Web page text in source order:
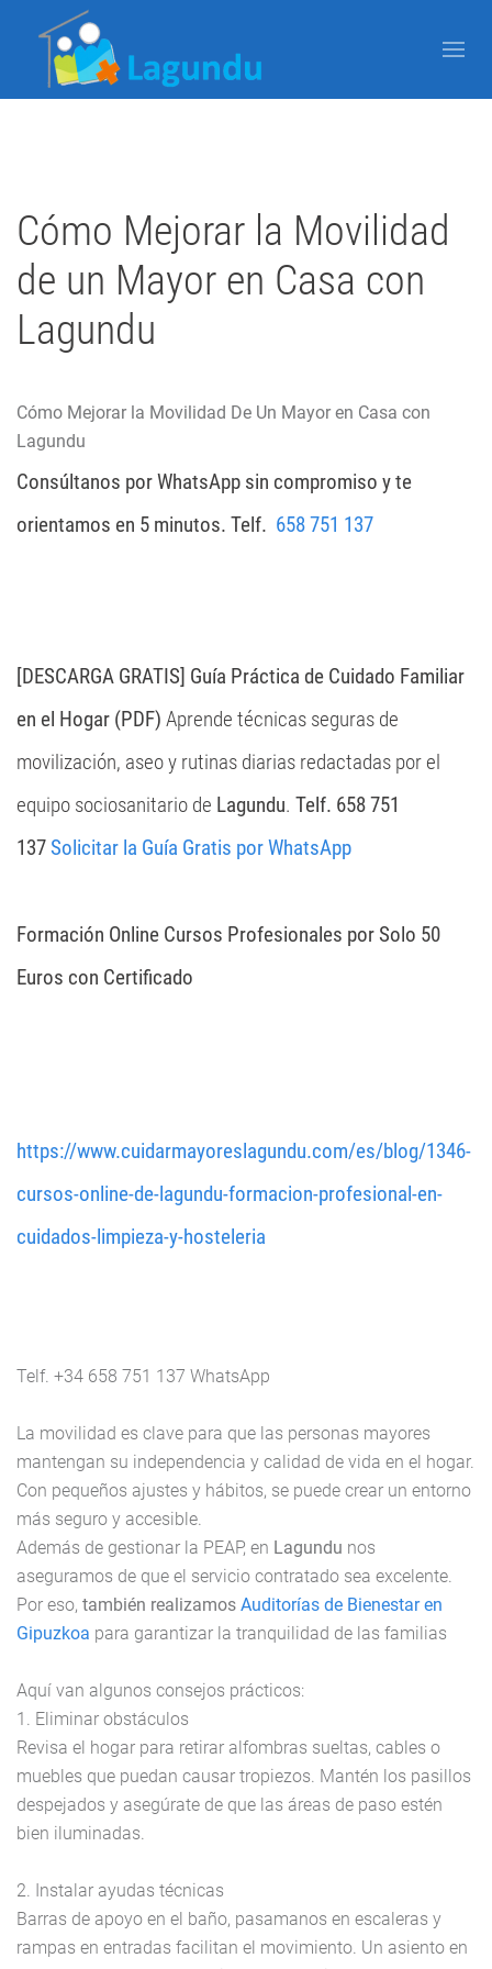
Cómo Mejorar la Movilidad
de un Mayor en Casa con
Lagundu
Cómo Mejorar la Movilidad De Un Mayor en Casa con
Lagundu
Consúltanos por WhatsApp sin compromiso y te
orientamos en 5 minutos. Telf. 658 751 137
[DESCARGA GRATIS] Guía Práctica de Cuidado Familiar
en el Hogar (PDF) Aprende técnicas seguras de
movilización, aseo y rutinas diarias redactadas por el
equipo sociosanitario de Lagundu. Telf. 658 751
137Solicitar la Guía Gratis por WhatsApp
Formación Online Cursos Profesionales por Solo 50
Euros con Certificado
https://www.cuidarmayoreslagundu.com/es/blog/1346-
cursos-online-de-lagundu-formacion-profesional-en-
cuidados-limpieza-y-hosteleria
Telf. +34 658 751 137 WhatsApp
La movilidad es clave para que las personas mayores
mantengan su independencia y calidad de vida en el hogar.
Con pequeños ajustes y hábitos, se puede crear un entorno
más seguro y accesible.
Además de gestionar la PEAP, en Lagundu nos
aseguramos de que el servicio contratado sea excelente.
Por eso, también realizamos Auditorías de Bienestar en
Gipuzkoa para garantizar la tranquilidad de las familias
Aquí van algunos consejos prácticos:
1. Eliminar obstáculos
Revisa el hogar para retirar alfombras sueltas, cables o
muebles que puedan causar tropiezos. Mantén los pasillos
despejados y asegúrate de que las áreas de paso estén
bien iluminadas.
2. Instalar ayudas técnicas
Barras de apoyo en el baño, pasamanos en escaleras y
rampas en entradas facilitan el movimiento. Un asiento en